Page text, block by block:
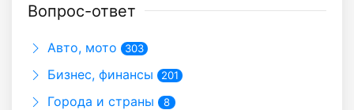
Вопрос-ответ
Авто, мото 303
Бизнес, финансы 201
Города и страны 8